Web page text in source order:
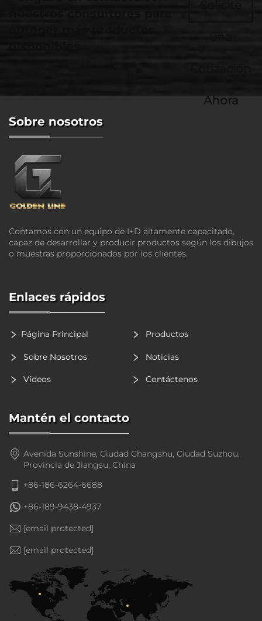
Ahora
Sobre nosotros
Contamos con un equipo de I+D altamente capacitado,
capaz de desarrollar y producir productos según los dibujos
o muestras proporcionados por los clientes.
Enlaces rápidos
Página Principal Productos
Sobre Nosotros Noticias
Vídeos Contáctenos
Mantén el contacto
Avenida Sunshine, Ciudad Changshu, Ciudad Suzhou,
Provincia de Jiangsu, China
+86-186-6264-6688
+86-189-9438-4937
[email protected]
[email protected]